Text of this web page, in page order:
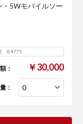
・5Wモバイルソー
84775
： ￥30,000
：